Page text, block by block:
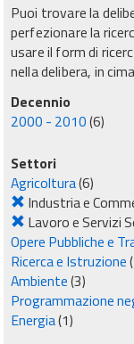
Puoi trovare la
perfezionare la
usare il form di
nella delibera, in
Decennio
2000 - 2010(6)
Settori
Agricoltura(6)
Industria e
Lavoro e Servizi
Opere Pubbliche e
Ricerca e Istruzione
Ambiente(3)
Programmazione
Energia(1)